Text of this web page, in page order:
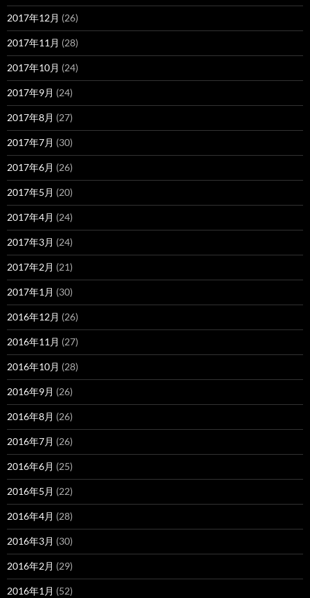
2017年12月 (26)
2017年11月 (28)
2017年10月 (24)
2017年9月 (24)
2017年8月 (27)
2017年7月 (30)
2017年6月 (26)
2017年5月 (20)
2017年4月 (24)
2017年3月 (24)
2017年2月 (21)
2017年1月 (30)
2016年12月 (26)
2016年11月 (27)
2016年10月 (28)
2016年9月 (26)
2016年8月 (26)
2016年7月 (26)
2016年6月 (25)
2016年5月 (22)
2016年4月 (28)
2016年3月 (30)
2016年2月 (29)
2016年1月 (52)